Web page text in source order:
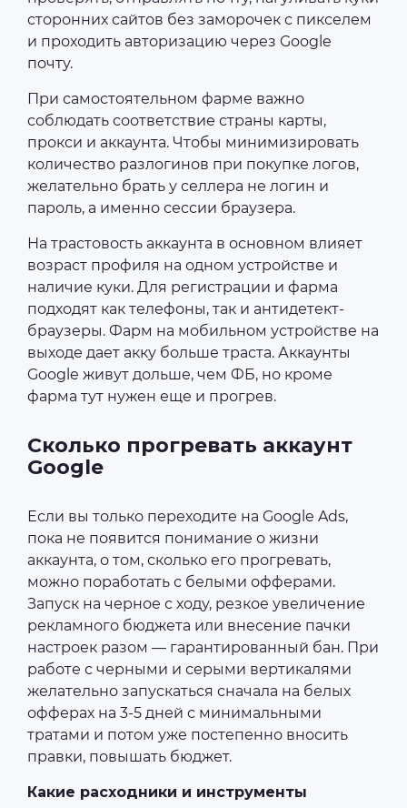
сторонних сайтов без заморочек с пикселем
и проходить авторизацию через Google
почту.
При самостоятельном фарме важно
соблюдать соответствие страны карты,
прокси и аккаунта. Чтобы минимизировать
количество разлогинов при покупке логов,
желательно брать у селлера не логин и
пароль, а именно сессии браузера.
На трастовость аккаунта в основном влияет
возраст профиля на одном устройстве и
наличие куки. Для регистрации и фарма
подходят как телефоны, так и антидетект-
браузеры. Фарм на мобильном устройстве на
выходе дает акку больше траста. Аккаунты
Google живут дольше, чем ФБ, но кроме
фарма тут нужен еще и прогрев.
Сколько прогревать аккаунт
Google
Если вы только переходите на Google Ads,
пока не появится понимание о жизни
аккаунта, о том, сколько его прогревать,
можно поработать с белыми офферами.
Запуск на черное с ходу, резкое увеличение
рекламного бюджета или внесение пачки
настроек разом — гарантированный бан. При
работе с черными и серыми вертикалями
желательно запускаться сначала на белых
офферах на 3-5 дней с минимальными
тратами и потом уже постепенно вносить
правки, повышать бюджет.
Какие расходники и инструменты